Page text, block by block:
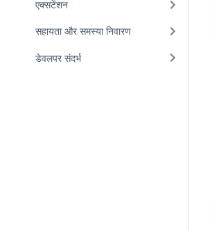
एक्सटेंशन
सहायता और समस्या निवारण
डेवलपर संदर्भ